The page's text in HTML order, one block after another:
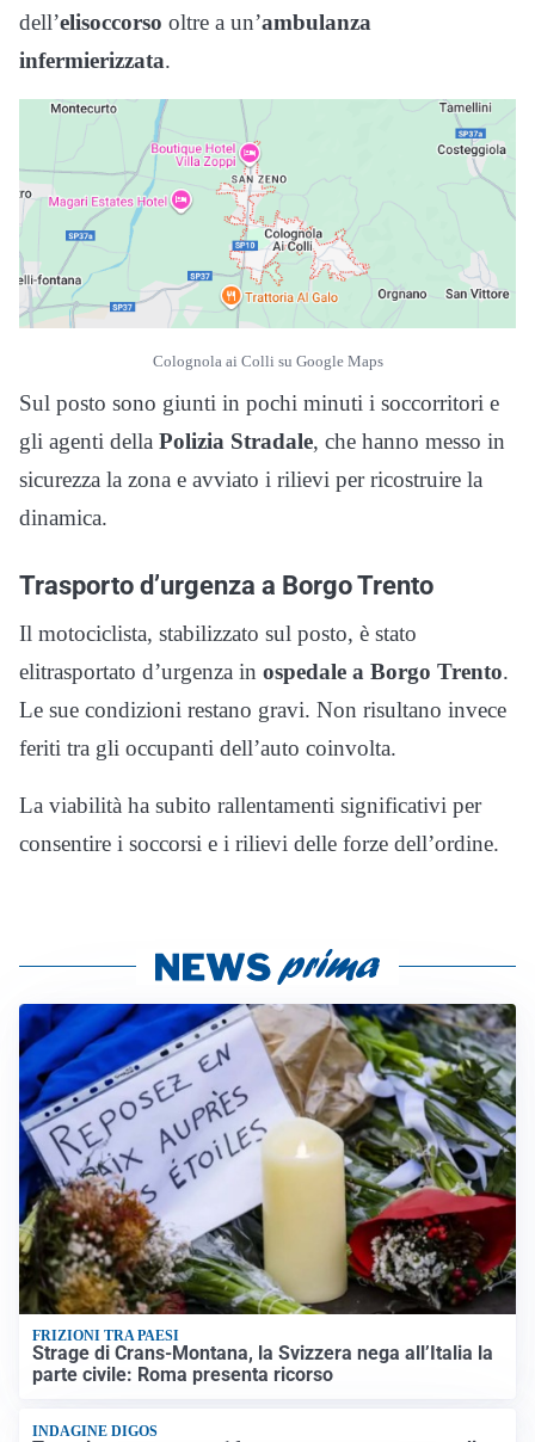
dell’elisoccorso oltre a un’ambulanza
infermierizzata.
Colognola ai Colli su Google Maps
Sul posto sono giunti in pochi minuti i soccorritori e
gli agenti della Polizia Stradale, che hanno messo in
sicurezza la zona e avviato i rilievi per ricostruire la
dinamica.
Trasporto d’urgenza a Borgo Trento
Il motociclista, stabilizzato sul posto, è stato
elitrasportato d’urgenza in ospedale a Borgo Trento.
Le sue condizioni restano gravi. Non risultano invece
feriti tra gli occupanti dell’auto coinvolta.
La viabilità ha subito rallentamenti significativi per
consentire i soccorsi e i rilievi delle forze dell’ordine.
FRIZIONI TRA PAESI
Strage di Crans-Montana, la Svizzera nega all’Italia la
parte civile: Roma presenta ricorso
INDAGINE DIGOS